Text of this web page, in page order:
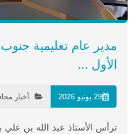
مدير عام تعليمية
الأول ...
29 يونيو 2026 أخبار
ترأس الأستاذ عبد الله بن